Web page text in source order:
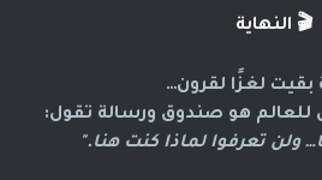
🎬 النهاية
بقيت لغزًا لقرون…
للعالم هو صندوق ورسالة تقول:
ولن تعرفوا لماذا كنت هنا."